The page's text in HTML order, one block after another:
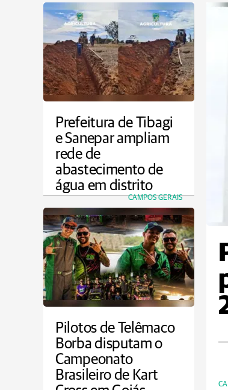
Prefeitura de Tibagi
e Sanepar ampliam
rede de
abastecimento de
água em distrito
CAMPOS GERAIS
Pilotos de Telêmaco
Borba disputam o
Campeonato
Brasileiro de Kart